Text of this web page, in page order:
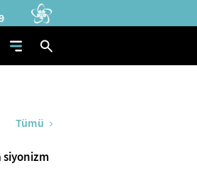
Tümü
siyonizm